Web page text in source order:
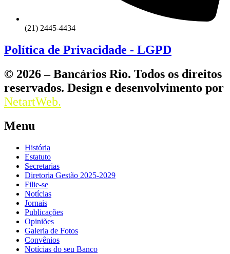
(21) 2445-4434
Política de Privacidade - LGPD
© 2026 – Bancários Rio. Todos os direitos
reservados. Design e desenvolvimento por
NetartWeb.
Menu
História
Estatuto
Secretarias
Diretoria Gestão 2025-2029
Filie-se
Notícias
Jornais
Publicações
Opiniões
Galeria de Fotos
Convênios
Notícias do seu Banco